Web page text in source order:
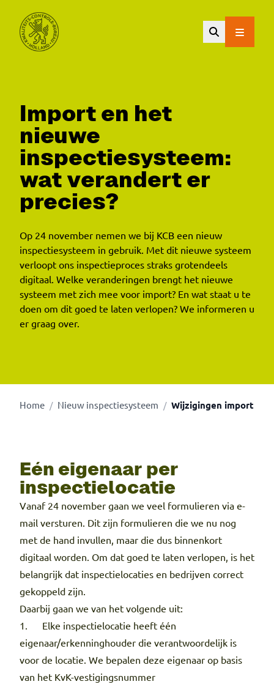
Import en het
nieuwe
inspectiesysteem:
wat verandert er
precies?
Op 24 november nemen we bij KCB een nieuw
inspectiesysteem in gebruik. Met dit nieuwe systeem
verloopt ons inspectieproces straks grotendeels
digitaal. Welke veranderingen brengt het nieuwe
systeem met zich mee voor import? En wat staat u te
doen om dit goed te laten verlopen? We informeren u
er graag over.
Home / Nieuw inspectiesysteem / Wijzigingen import
Eén eigenaar per
inspectielocatie
Vanaf 24 november gaan we veel formulieren via e-
mail versturen. Dit zijn formulieren die we nu nog
met de hand invullen, maar die dus binnenkort
digitaal worden. Om dat goed te laten verlopen, is het
belangrijk dat inspectielocaties en bedrijven correct
gekoppeld zijn.
Daarbij gaan we van het volgende uit:
1. Elke inspectielocatie heeft één
eigenaar/erkenninghouder die verantwoordelijk is
voor de locatie. We bepalen deze eigenaar op basis
van het KvK-vestigingsnummer